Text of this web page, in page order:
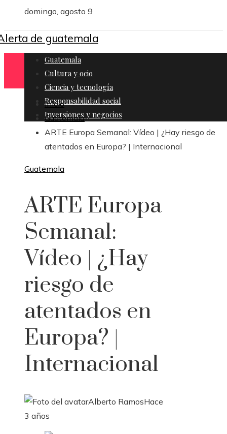
domingo, agosto 9
Guatemala
Cultura y ocio
Ciencia y tecnología
Responsabilidad social
Inversiones y negocios
Inicio
Guatemala
ARTE Europa Semanal: Vídeo | ¿Hay riesgo de
atentados en Europa? | Internacional
Guatemala
ARTE Europa
Semanal:
Vídeo | ¿Hay
riesgo de
atentados en
Europa? |
Internacional
Alberto RamosHace
3 años